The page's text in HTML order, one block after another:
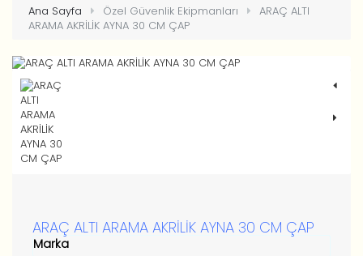
Ana Sayfa Özel Güvenlik Ekipmanları
ARAÇ ALTI
ARAMA AKRİLİK AYNA 30 CM ÇAP
ARAÇ ALTI ARAMA AKRİLİK AYNA 30 CM ÇAP
Marka